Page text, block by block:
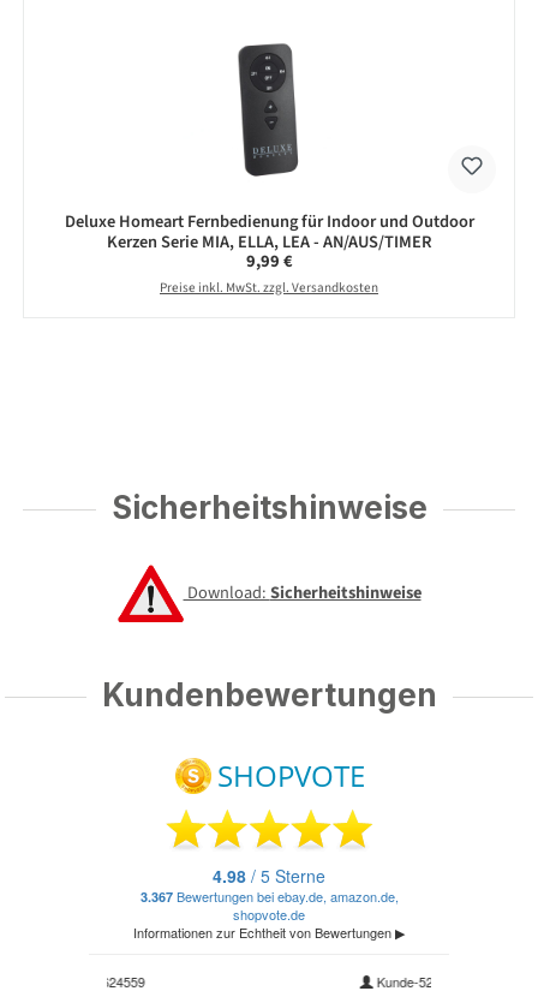
Deluxe Homeart Fernbedienung für Indoor und Outdoor
Kerzen Serie MIA, ELLA, LEA - AN/AUS/TIMER
Regulärer Preis:
9,99 €
Preise inkl. MwSt. zzgl. Versandkosten
Sicherheitshinweise
Download:Sicherheitshinweise
Kundenbewertungen